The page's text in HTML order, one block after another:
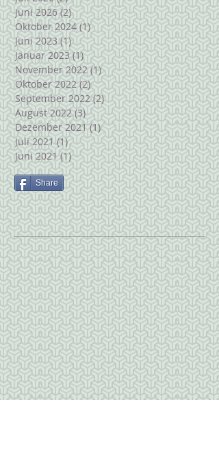
Juni 2026 (2)2 Beiträge
Oktober 2024 (1)1 Beitrag
Juni 2023 (1)1 Beitrag
Januar 2023 (1)1 Beitrag
November 2022 (1)1 Beitrag
Oktober 2022 (2)2 Beiträge
September 2022 (2)2 Beiträge
August 2022 (3)3 Beiträge
Dezember 2021 (1)1 Beitrag
Juli 2021 (1)1 Beitrag
Juni 2021 (1)1 Beitrag
Share